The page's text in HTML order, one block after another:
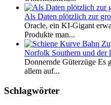
Als Daten plötzlich zur
Oracle, ein KI-Gigant
Produkte man...
Norfolk Southern und der
Donnernde Güterzüge Es
allem auf...
Schlagwörter